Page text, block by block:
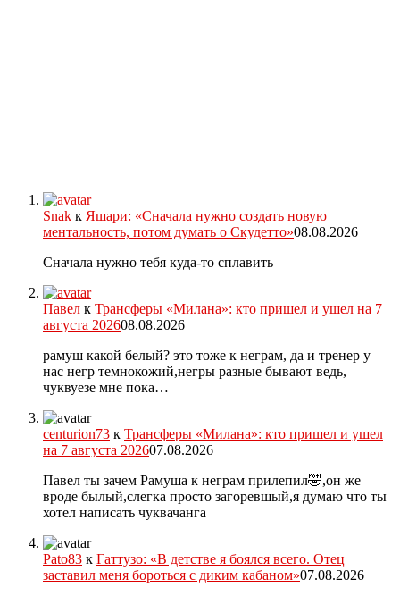
Snak к Яшари: «Сначала нужно создать новую
ментальность, потом думать о Скудетто»08.08.2026
Сначала нужно тебя куда-то сплавить
Павел к Трансферы «Милана»: кто пришел и ушел на 7
августа 202608.08.2026
рамуш какой белый? это тоже к неграм, да и тренер у
нас негр темнокожий,негры разные бывают ведь,
чуквуезе мне пока…
centurion73 к Трансферы «Милана»: кто пришел и ушел
на 7 августа 202607.08.2026
Павел ты зачем Рамуша к неграм прилепил🤣,он же
вроде былый,слегка просто загоревшый,я думаю что ты
хотел написать чуквачанга
Pato83 к Гаттузо: «В детстве я боялся всего. Отец
заставил меня бороться с диким кабаном»07.08.2026